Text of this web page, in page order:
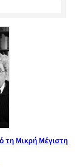
τη Μικρή Μέγιστη